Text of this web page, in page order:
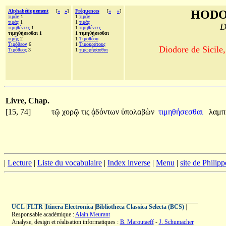
Alphabétiquement [« »]
τιμᾶν 1
τιμὰς 1
τιμηθέντες 1
τιμηθήσεσθαι 1
τιμῆς 2
Τιμόθεον 6
Τιμόθεος 3
Fréquences [« »]
1 τιμᾶν
1 τιμὰς
1 τιμηθέντες
1 τιμηθήσεσθαι
1 Τιμοθέου
1 Τιμοκράτους
1 τιμωρήσασθαι Diodore de
Livre, Chap.
[15, 74]
τῷ χορῷ τις ᾀδόντων ὑπολαβὼν τιμηθήσεσθαι
| Lecture | Liste du vocabulaire | Index inverse | Menu | site de
UCL| FLTR| Itinera Electronica| Bibliotheca Classica Selecta (BCS)|
Responsable académique :Alain Meurant
Analyse, design et réalisation informatiques : B. Maroutaeff- J. Schumacher